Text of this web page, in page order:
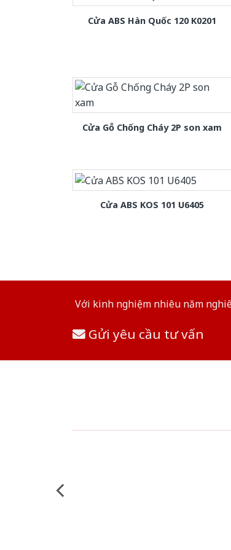
Cửa ABS Hàn Quốc 120 K0201
Cửa Gỗ Chống Cháy 2P son xam
Cửa ABS KOS 101 U6405
Với kinh nghiệm nhiêu năm
Gửi yêu cầu tư vấn